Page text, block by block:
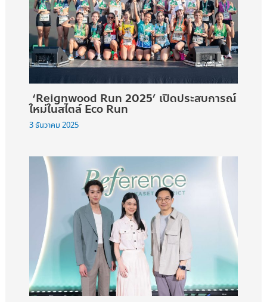
‘Reignwood Run 2025’ เปิดประสบการณ์
ใหม่ในสไตล์ Eco Run
3 ธันวาคม 2025